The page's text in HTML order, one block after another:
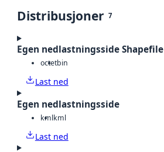
Distribusjoner 7
Egen nedlastningsside Shapefile
octetbin
Last ned
Egen nedlastningsside
kmlkml
Last ned